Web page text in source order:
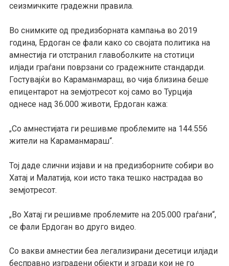
сеизмичките градежни правила.
Во снимките од предизборната кампања во 2019
година, Ердоган се фали како со својата политика на
амнестија ги отстранил главоболките на стотици
илјади граѓани поврзани со градежните стандарди.
Гостувајќи во Караманмараш, во чија близина беше
епицентарот на земјотресот кој само во Турција
однесе над 36.000 животи, Ердоган кажа:
„Со амнестијата ги решивме проблемите на 144.556
жители на Караманмараш“.
Тој даде слични изјави и на предизборните собири во
Хатај и Малатија, кои исто така тешко настрадаа во
земјотресот.
„Во Хатај ги решивме проблемите на 205.000 граѓани“,
се фали Ердоган во друго видео.
Со вакви амнестии беа легализирани десетици илјади
бесправно изградени објекти и згради кои не го